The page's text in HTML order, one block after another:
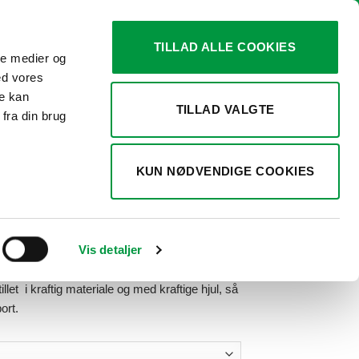
medier og
vores
kan
din brug
Vis detaljer
TILLAD ALLE COOKIES
TILLAD VALGTE
KUN NØDVENDIGE COOKIES
Prisinterval:
kr.2.496,00
til
i kraftig materiale og med kraftige hjul, så